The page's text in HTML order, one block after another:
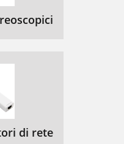
di rete